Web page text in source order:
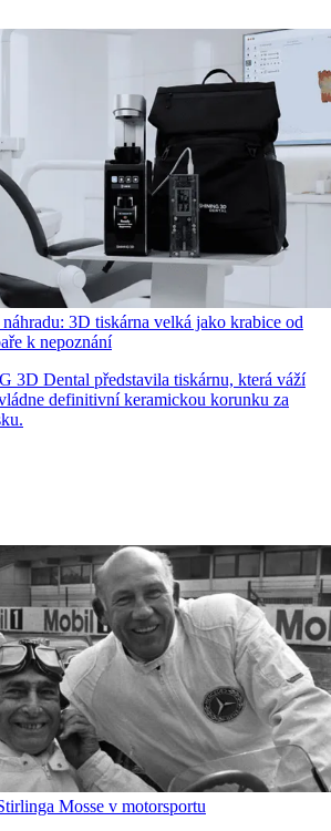
3D tiskárna velká jako krabice od
k nepoznání
3D Dental představila tiskárnu, která váží
definitivní keramickou korunku za
Mosse v motorsportu